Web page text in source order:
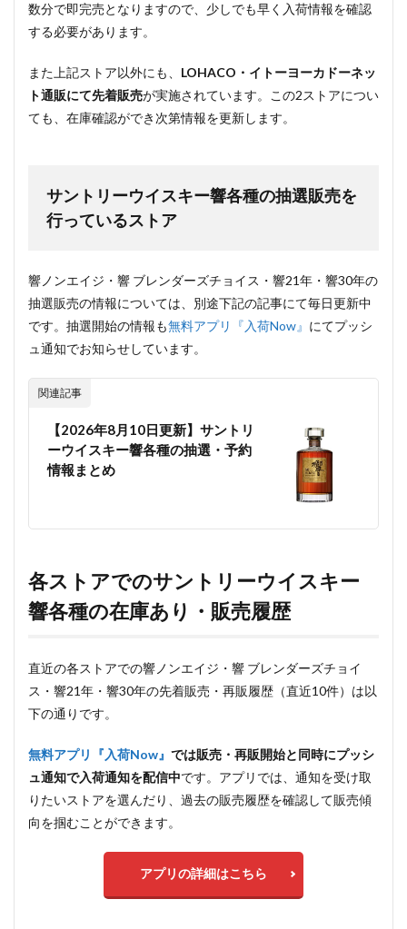
数分で即完売となりますので、少しでも早く入荷情報を確認
する必要があります。
また上記ストア以外にも、 LOHACO・イトーヨーカドーネッ
ト通販にて先着販売が実施されています。この2ストアについ
ても、在庫確認ができ次第情報を更新します。
サントリーウイスキー響各種の抽選販売を
行っているストア
響ノンエイジ・響 ブレンダーズチョイス・響21年・響30年の
抽選販売の情報については、別途下記の記事にて毎日更新中
です。抽選開始の情報も無料アプリ『入荷Now』 にてプッシ
ュ通知でお知らせしています。
関連記事
【2026年8月10日更新】サントリ
ーウイスキー響各種の抽選・予約
情報まとめ
各ストアでのサントリーウイスキー
響各種の在庫あり・販売履歴
直近の各ストアでの響ノンエイジ・響 ブレンダーズチョイ
ス・響21年・響30年の先着販売・再販履歴（直近10件）は以
下の通りです。
無料アプリ『入荷Now』 では販売・再販開始と同時にプッシ
ュ通知で入荷通知を配信中です。アプリでは、通知を受け取
りたいストアを選んだり、過去の販売履歴を確認して販売傾
向を掴むことができます。
アプリの詳細はこちら